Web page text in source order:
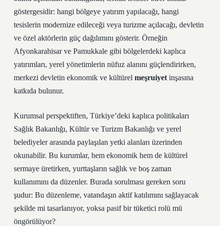
göstergesidir: hangi bölgeye yatırım yapılacağı, hangi
tesislerin modernize edileceği veya turizme açılacağı, devletin
ve özel aktörlerin güç dağılımını gösterir. Örneğin
Afyonkarahisar ve Pamukkale gibi bölgelerdeki kaplıca
yatırımları, yerel yönetimlerin nüfuz alanını güçlendirirken,
merkezi devletin ekonomik ve kültürel meşruiyet inşasına
katkıda bulunur.
Kurumsal perspektiften, Türkiye’deki kaplıca politikaları
Sağlık Bakanlığı, Kültür ve Turizm Bakanlığı ve yerel
belediyeler arasında paylaşılan yetki alanları üzerinden
okunabilir. Bu kurumlar, hem ekonomik hem de kültürel
sermaye üretirken, yurttaşların sağlık ve boş zaman
kullanımını da düzenler. Burada sorulması gereken soru
şudur: Bu düzenleme, vatandaşın aktifkatılımını sağlayacak
şekilde mi tasarlanıyor, yoksa pasif bir tüketici rolü mü
öngörülüyor?